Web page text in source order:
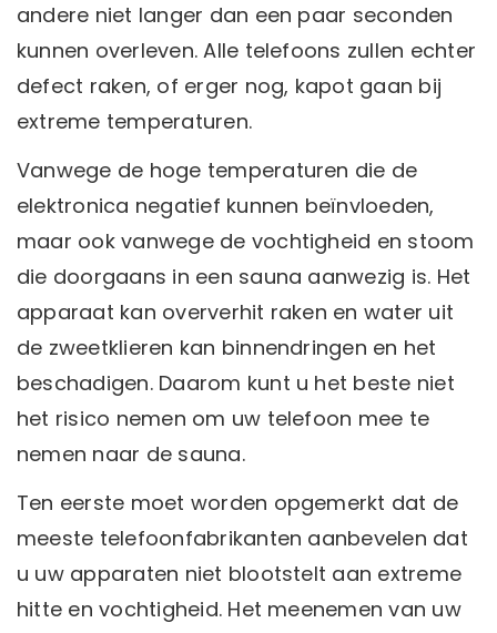
andere niet langer dan een paar seconden
kunnen overleven. Alle telefoons zullen echter
defect raken, of erger nog, kapot gaan bij
extreme temperaturen.
Vanwege de hoge temperaturen die de
elektronica negatief kunnen beïnvloeden,
maar ook vanwege de vochtigheid en stoom
die doorgaans in een sauna aanwezig is. Het
apparaat kan oververhit raken en water uit
de zweetklieren kan binnendringen en het
beschadigen. Daarom kunt u het beste niet
het risico nemen om uw telefoon mee te
nemen naar de sauna.
Ten eerste moet worden opgemerkt dat de
meeste telefoonfabrikanten aanbevelen dat
u uw apparaten niet blootstelt aan extreme
hitte en vochtigheid. Het meenemen van uw